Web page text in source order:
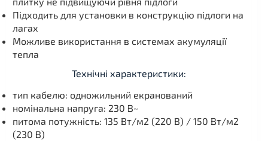
Підходить для установки в конструкцію підлоги на
лагах
Можливе використання в системах акумуляції
тепла
Технічні характеристики:
тип кабелю: одножильний екранований
номінальна напруга: 230 В~
питома потужність: 135 Вт/м2 (220 В) / 150 Вт/м2
(230 В)